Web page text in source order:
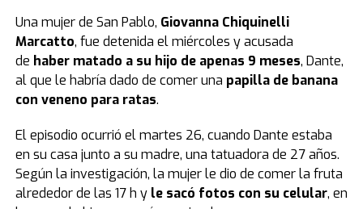
Una mujer de San Pablo, Giovanna Chiquinelli
Marcatto, fue detenida el miércoles y acusada
de haber matado a su hijo de apenas 9 meses, Dante,
al que le habría dado de comer una papilla de banana
con veneno para ratas.
El episodio ocurrió el martes 26, cuando Dante estaba
en su casa junto a su madre, una tatuadora de 27 años.
Según la investigación, la mujer le dio de comer la fruta
alrededor de las 17 h y le sacó fotos con su celular, en